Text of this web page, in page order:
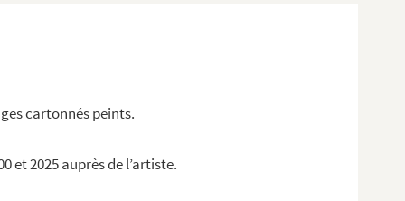
cartonnés peints.
et 2025 auprès de l’artiste.